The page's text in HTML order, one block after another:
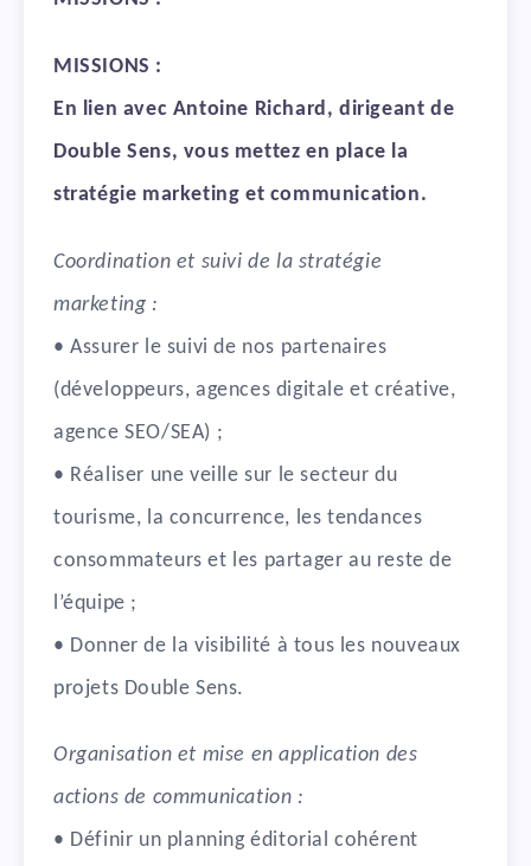
MISSIONS :
En lien avec Antoine Richard, dirigeant de
Double Sens, vous mettez en place la
stratégie marketing et communication.
Coordination et suivi de la stratégie
marketing :
• Assurer le suivi de nos partenaires
(développeurs, agences digitale et créative,
agence SEO/SEA) ;
• Réaliser une veille sur le secteur du
tourisme, la concurrence, les tendances
consommateurs et les partager au reste de
l’équipe ;
• Donner de la visibilité à tous les nouveaux
projets Double Sens.
Organisation et mise en application des
actions de communication :
• Définir un planning éditorial cohérent